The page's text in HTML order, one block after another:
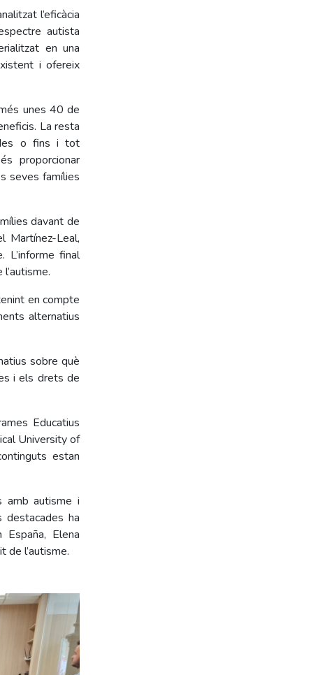
l’eficàcia
autista
en una
i ofereix
unes 40 de
La resta
o fins i tot
proporcionar
seves famílies
davant de
Martínez-Leal,
L’informe final
en compte
alternatius
sobre què
i els drets de
Educatius
University of
estan
amb autisme i
destacades ha
Elena
de l’autisme.